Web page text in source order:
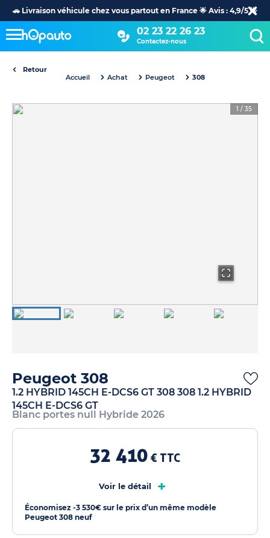
🚗 Livraison véhicule chez vous partout en France 🌟 Avis : 4,9/5 🌟
02 23 22 26 23
Contactez-nous
Retour
Accueil
Achat Peugeot 308
1 / 35
Peugeot 308
1.2 HYBRID 145CH E-DCS6 GT 308 308 1.2 HYBRID
145CH E-DCS6 GT
Blanc portes null Hybride 2026
32 410 € TTC
Voir le détail +
Économisez -3 530€ sur le prix d’un même modèle
Peugeot 308 neuf